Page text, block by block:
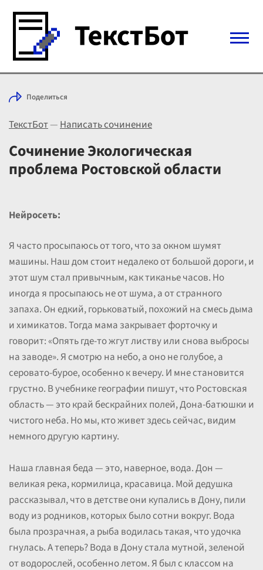
Войти с Telegram
Выбрать режим
Цены
Поделиться
ТекстБот—Написать сочинение
Сочинение Экологическая
проблема Ростовской области
Нейросеть:
Я часто просыпаюсь от того, что за окном шумят
машины. Наш дом стоит недалеко от большой дороги, и
этот шум стал привычным, как тиканье часов. Но
иногда я просыпаюсь не от шума, а от странного
запаха. Он едкий, горьковатый, похожий на смесь дыма
и химикатов. Тогда мама закрывает форточку и
говорит: «Опять где-то жгут листву или снова выбросы
на заводе». Я смотрю на небо, а оно не голубое, а
серовато-бурое, особенно к вечеру. И мне становится
грустно. В учебнике географии пишут, что Ростовская
область — это край бескрайних полей, Дона-батюшки и
чистого неба. Но мы, кто живет здесь сейчас, видим
немного другую картину.
Наша главная беда — это, наверное, вода. Дон —
великая река, кормилица, красавица. Мой дедушка
рассказывал, что в детстве они купались в Дону, пили
воду из родников, которых было сотни вокруг. Вода
была прозрачная, а рыба водилась такая, что удочка
гнулась. А теперь? Вода в Дону стала мутной, зеленой
от водорослей, особенно летом. Я был с классом на